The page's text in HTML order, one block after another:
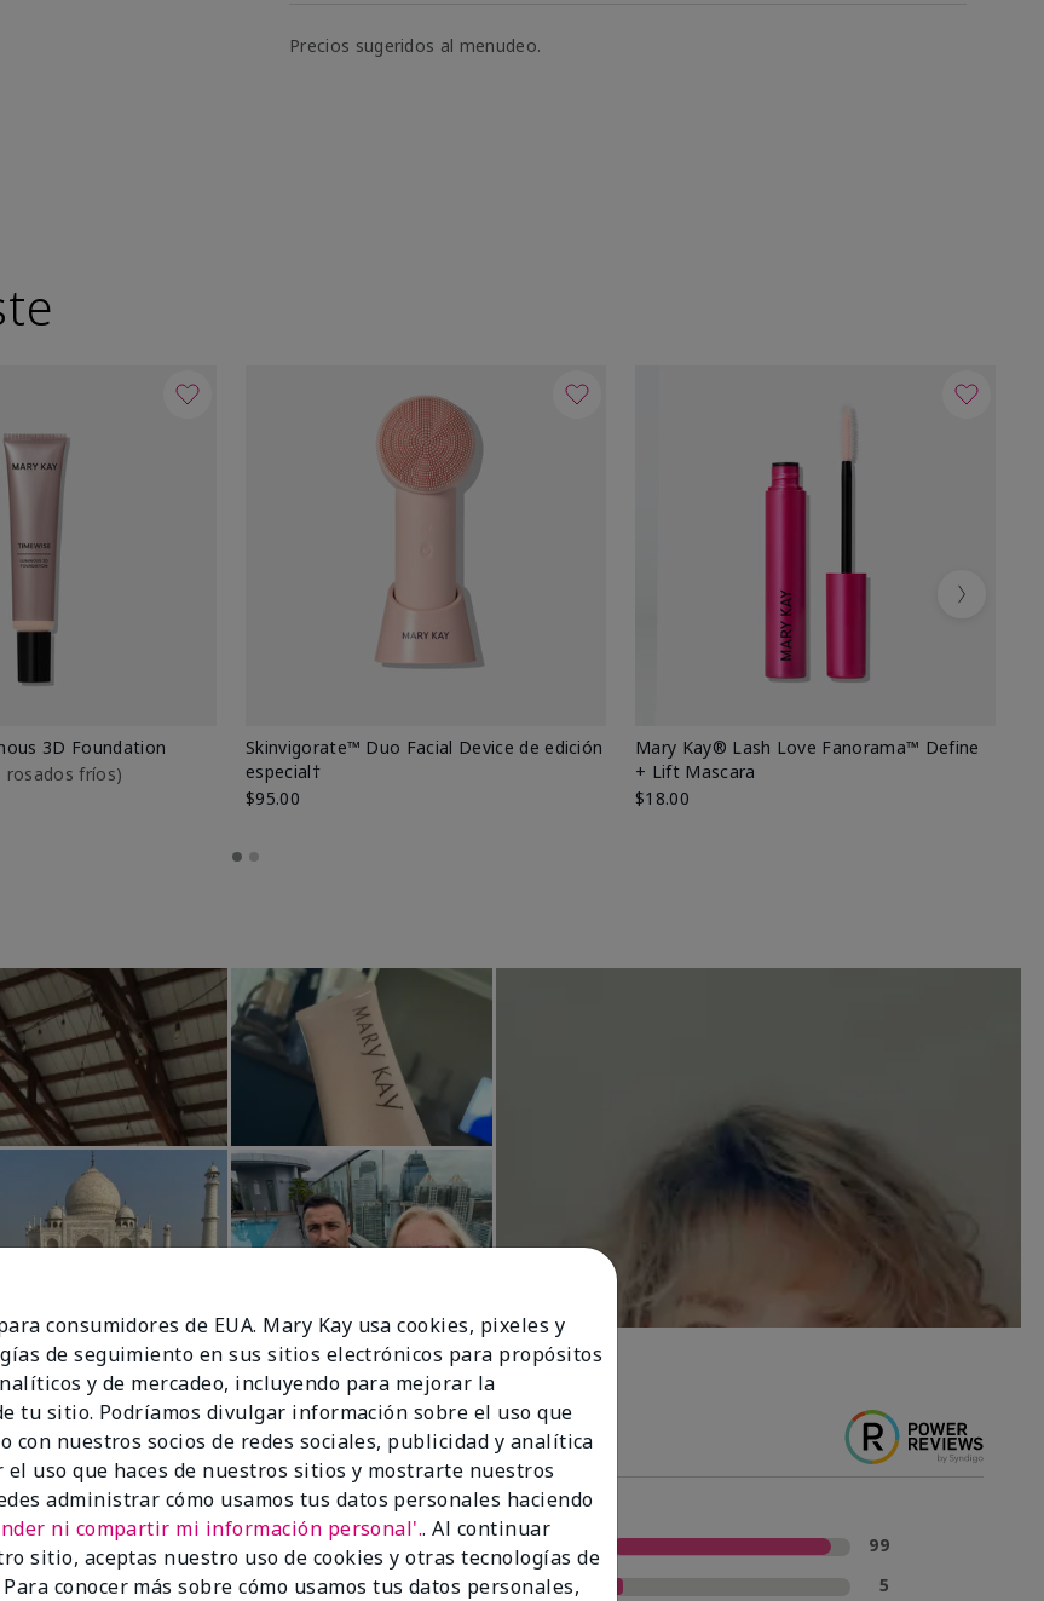
Precios sugeridos al menudeo.
3D Foundation
rosados fríos)
Skinvigorate™ Duo Facial Device de edición
especial†
$95.00
Mary Kay® Lash Love Fanorama™ Define
+ Lift Mascara
$18.00
Next
99%
99
4 estrellas
5
consumidores de EUA. Mary Kay usa cookies, pixeles y
de seguimiento en sus sitios electrónicos para propósitos
y de mercadeo, incluyendo para mejorar la
tu sitio. Podríamos divulgar información sobre el uso que
con nuestros socios de redes sociales, publicidad y analítica
el uso que haces de nuestros sitios y mostrarte nuestros
administrar cómo usamos tus datos personales haciendo
ni compartir mi información personal'.. Al continuar
sitio, aceptas nuestro uso de cookies y otras tecnologías de
conocer más sobre cómo usamos tus datos personales,